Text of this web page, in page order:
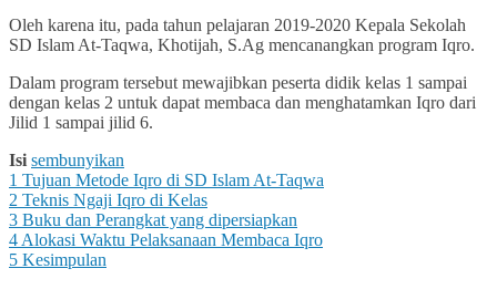
Oleh karena itu, pada tahun pelajaran 2019-2020 Kepala Sekolah
SD Islam At-Taqwa, Khotijah, S.Ag mencanangkan program Iqro.
Dalam program tersebut mewajibkan peserta didik kelas 1 sampai
dengan kelas 2 untuk dapat membaca dan menghatamkan Iqro dari
Jilid 1 sampai jilid 6.
Isi sembunyikan
1 Tujuan Metode Iqro di SD Islam At-Taqwa
2 Teknis Ngaji Iqro di Kelas
3 Buku dan Perangkat yang dipersiapkan
4Alokasi Waktu Pelaksanaan Membaca Iqro
5 Kesimpulan